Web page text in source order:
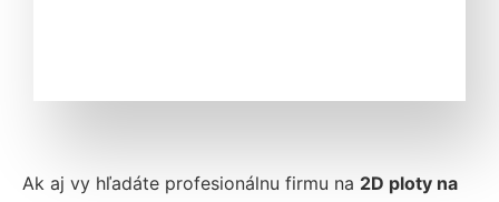
Ak aj vy hľadáte profesionálnu firmu na 2D ploty na